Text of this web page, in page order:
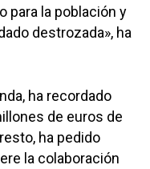
para la población y
destrozada», ha
ha recordado
de euros de
ha pedido
la colaboración